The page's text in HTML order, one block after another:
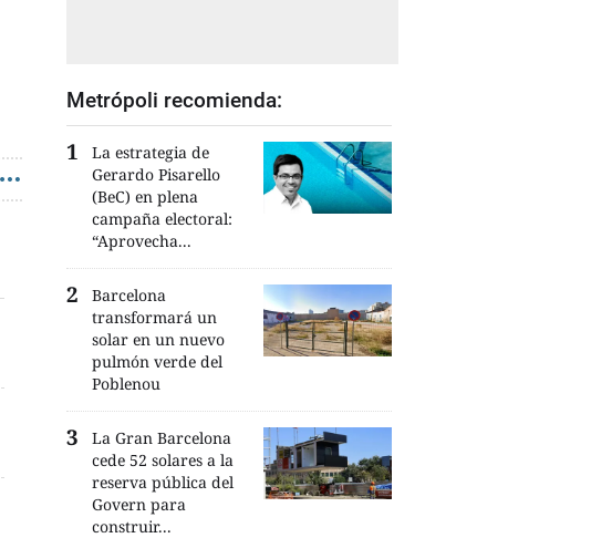
Metrópoli recomienda:
La estrategia de
Gerardo Pisarello
(BeC) en plena
campaña electoral:
“Aprovecha...
Barcelona
transformará un
solar en un nuevo
pulmón verde del
Poblenou
La Gran Barcelona
cede 52 solares a la
reserva pública del
Govern para
construir...